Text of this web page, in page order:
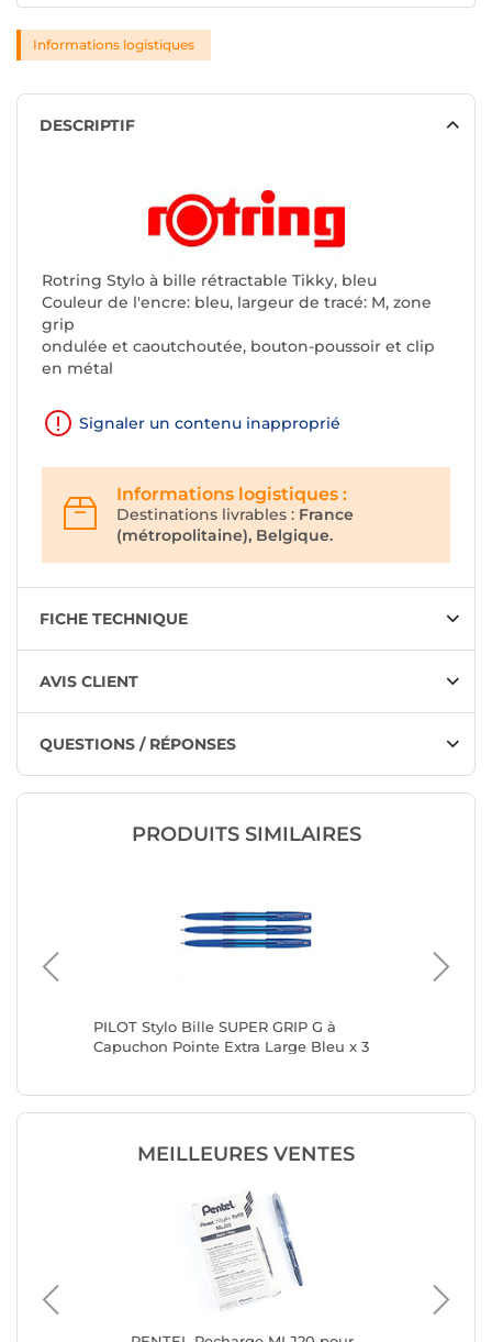
Informations logistiques
DESCRIPTIF
Rotring Stylo à bille rétractable Tikky, bleu
Couleur de l'encre: bleu, largeur de tracé: M, zone
grip
ondulée et caoutchoutée, bouton-poussoir et clip
en métal
Signaler un contenu inapproprié
Informations logistiques :
Destinations livrables : France
(métropolitaine), Belgique.
FICHE TECHNIQUE
AVIS CLIENT
QUESTIONS / RÉPONSES
PRODUITS SIMILAIRES
PILOT Stylo Bille SUPER GRIP G à
Capuchon Pointe Extra Large Bleu x 3
MEILLEURES VENTES